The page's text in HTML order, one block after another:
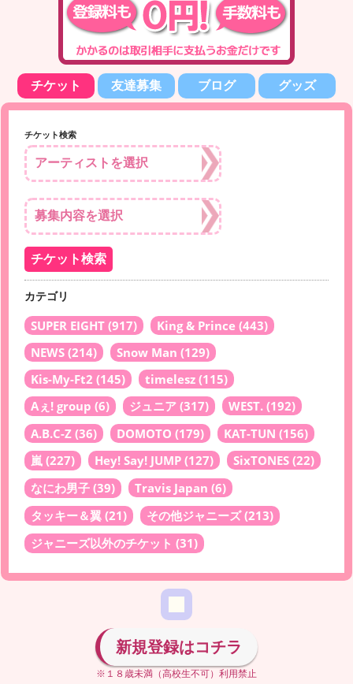
チケット 友達募集 ブログ グッズ
チケット検索
カテゴリ
SUPER EIGHT (917) King & Prince (443)
NEWS (214) Snow Man (129)
Kis-My-Ft2 (145) timelesz (115)
Aぇ! group (6) ジュニア (317) WEST. (192)
A.B.C-Z (36) DOMOTO (179) KAT-TUN (156)
嵐 (227) Hey! Say! JUMP (127) SixTONES (22)
なにわ男子 (39) Travis Japan (6)
タッキー＆翼 (21) その他ジャニーズ(213)
ジャニーズ以外のチケット (31)
新規登録はコチラ
※１８歳未満（高校生不可）利用禁止